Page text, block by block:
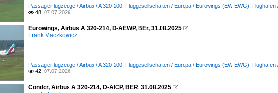
Passagierflugzeuge / Airbus / A 320-200 Fluggesellschaften / Europa / Eurowings (EW-EWG) Flughäfen
 48. 07.07.2026
Eurowings, Airbus A 320-214, D-AEWP, BEr, 31.08.2025 
Frank Maczkowicz
Passagierflugzeuge / Airbus / A 320-200 Fluggesellschaften / Europa / Eurowings (EW-EWG) Flughäfen
 42. 07.07.2026
Condor, Airbus A 320-214, D-AICP, BER, 31.08.2025 